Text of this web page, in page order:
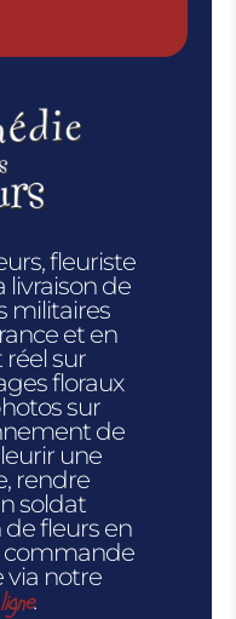
fleuriste
livraison de
militaires
et en
sur
floraux
sur
de
une
rendre
soldat
de fleurs en
commande
via notre
.